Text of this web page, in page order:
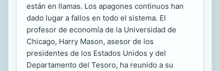
están en llamas. Los apagones continuos han
dado lugar a fallos en todo el sistema. El
profesor de economía de la Universidad de
Chicago, Harry Mason, asesor de los
presidentes de los Estados Unidos y del
Departamento del Tesoro, ha reunido a su